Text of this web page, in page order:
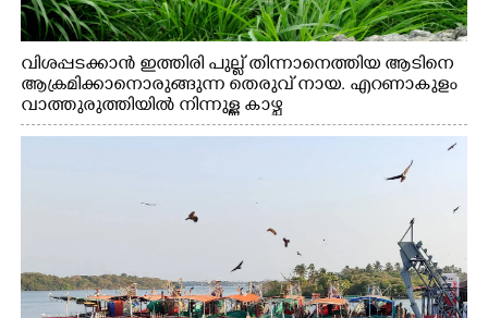
വിശപ്പടക്കാൻ ഇത്തിരി പുല്ല് തിന്നാനെത്തിയ ആടിനെ
ആക്രമിക്കാനൊരുങ്ങുന്ന തെരുവ് നായ. എറണാകുളം
വാത്തുരുത്തിയിൽ നിന്നുള്ള കാഴ്ച